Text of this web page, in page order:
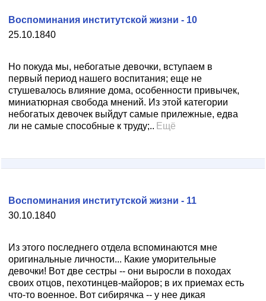
25.10.1840
Воспоминания институтской жизни - 10
Но покуда мы, небогатые девочки, вступаем в
первый период нашего воспитания; еще не
стушевалось влияние дома, особенности привычек,
миниатюрная свобода мнений. Из этой категории
небогатых девочек выйдут самые прилежные, едва
ли не самые способные к труду;.. Ещё
30.10.1840
Воспоминания институтской жизни - 11
Из этого последнего отдела вспоминаются мне
оригинальные личности... Какие уморительные
девочки! Вот две сестры -- они выросли в походах
своих отцов, пехотинцев-майоров; в их приемах есть
что-то военное. Вот сибирячка -- у нее дикая